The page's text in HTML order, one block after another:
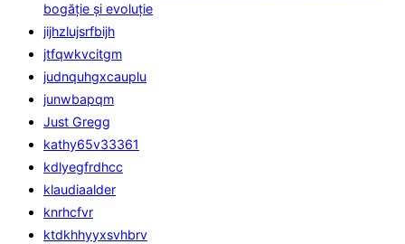
bogăție și evoluție
jijhzlujsrfbijh
jtfqwkvcitgm
judnquhgxcauplu
junwbapqm
Just Gregg
kathy65v33361
kdlyegfrdhcc
klaudiaalder
knrhcfvr
ktdkhhyyxsvhbrv